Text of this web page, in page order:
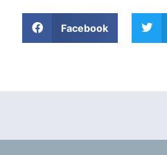
Facebook